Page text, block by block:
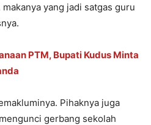
yang jadi satgas guru
PTM, Bupati Kudus Minta
Pihaknya juga
gerbang sekolah